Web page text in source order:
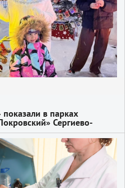
в парках
Сергиево-